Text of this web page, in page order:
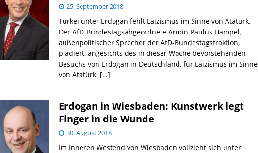
25. September 2018
Türkei unter Erdogan fehlt Laizismus im Sinne von Atatürk.
Der AfD-Bundestagsabgeordnete Armin-Paulus Hampel,
außenpolitischer Sprecher der AfD-Bundestagsfraktion,
plädiert, angesichts des in dieser Woche bevorstehenden
Besuchs von Erdogan in Deutschland, für Laizismus im Sinne
von Atatürk: […]
Erdogan in Wiesbaden: Kunstwerk legt
Finger in die Wunde
30. August 2018
Im Inneren Westend von Wiesbaden vollzieht sich unter